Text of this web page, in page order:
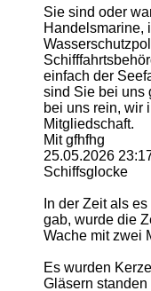
Sie sind oder
Handelsmarine,
einfach der
sind Sie bei uns
bei uns rein, wir
Mitgliedschaft.
Mit gfhfhg
25.05.2026
Schiffsglocke
In der Zeit als
gab, wurde die
Wache mit zwei
Es wurden
Gläsern